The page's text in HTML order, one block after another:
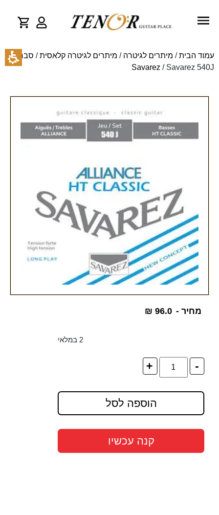
עמוד הבית/ מיתרים לגיטרה / מיתרים לגיטרה קלאסית/ סברז -
Savarez / Savarez 540J
מחיר - ₪ 96.0
2 במלאי
-
+
הוספה לסל
קנה עכשיו